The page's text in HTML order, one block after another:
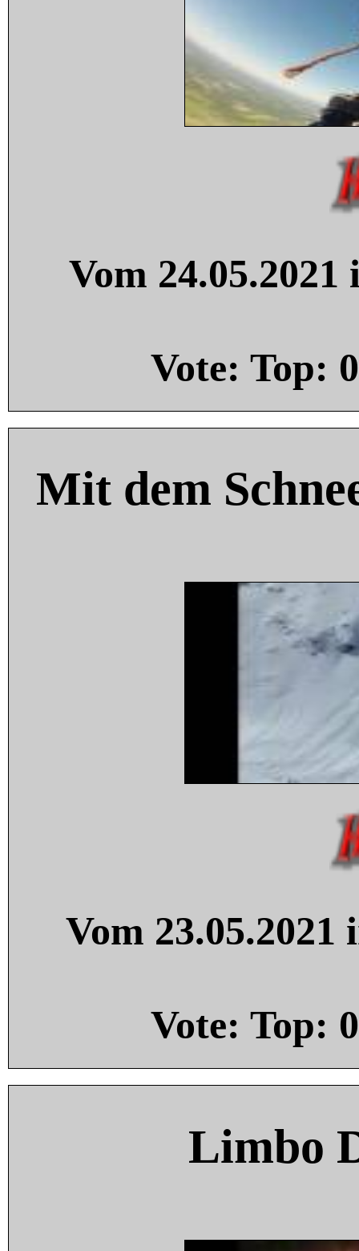
Vom
Vote: Top: 0
Mit dem
Vom
Vote: Top: 0
Limbo